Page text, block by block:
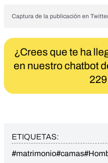
Captura de la publicación en
¿Crees que te ha
en nuestro chatbot
ETIQUETAS:
#matrimonio#camas